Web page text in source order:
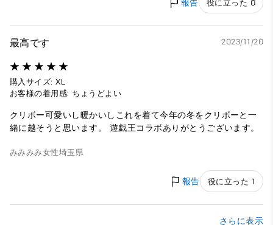
報告 役に立った 0
最高です 2023/11/20
購入サイズ: XL
お客様の着用感: ちょうどよい
クリボー可愛いし暖かいしこれを着て今年の冬をクリボーと一
緒に越そうと思います。 遊戯王コラボありがとうございます。
みみみみ女性埼玉県
報告 役に立った 1
さらに表示